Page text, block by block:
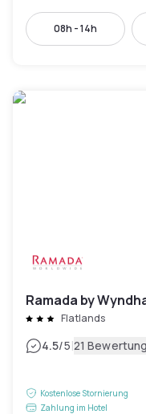
08h - 14h
Ramada by
Flatlands
4.5/5|21
Kostenlose Stornierung
Zahlung im Hotel